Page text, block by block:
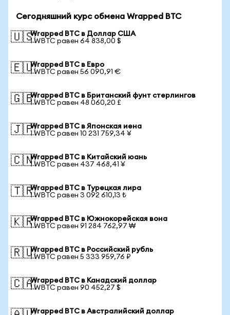
Сегодняшний курс обмена Wrapped BTC
🇺🇸Wrapped BTC в Доллар США
1 WBTC равен 64 838,00 $
🇪🇺Wrapped BTC в Евро
1 WBTC равен 56 090,91 €
🇬🇧Wrapped BTC в Британский фунт стерлингов
1 WBTC равен 48 060,20 £
🇯🇵Wrapped BTC в Японская иена
1 WBTC равен 10 231 759,34 ¥
🇨🇳Wrapped BTC в Китайский юань
1 WBTC равен 437 468,41 ¥
🇹🇷Wrapped BTC в Турецкая лира
1 WBTC равен 3 092 610,13 ₺
🇰🇷Wrapped BTC в Южнокорейская вона
1 WBTC равен 91 284 762,97 ₩
🇷🇺Wrapped BTC в Российский рубль
1 WBTC равен 5 333 959,76 ₽
🇨🇦Wrapped BTC в Канадский доллар
1 WBTC равен 90 452,27 $
Wrapped BTC в Австралийский доллар